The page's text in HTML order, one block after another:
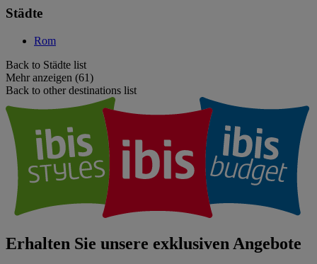
Städte
Rom
Back to Städte list
Mehr anzeigen (61)
Back to other destinations list
Erhalten Sie unsere exklusiven Angebote